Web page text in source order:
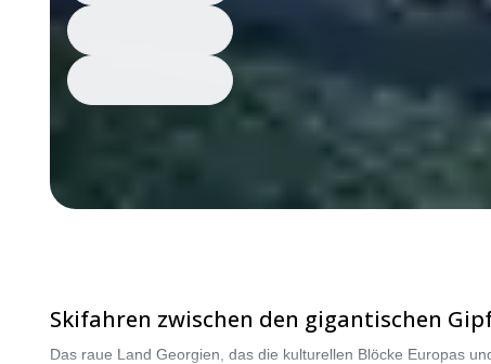
Skifahren zwischen den gigantischen
Das raue Land Georgien, das die kulturellen Blöcke Europas